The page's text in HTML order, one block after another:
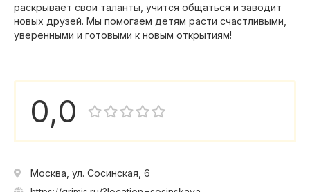
раскрывает свои таланты, учится общаться и заводит
новых друзей. Мы помогаем детям расти счастливыми,
уверенными и готовыми к новым открытиям!
0,0
Москва, ул. Сосинская, 6